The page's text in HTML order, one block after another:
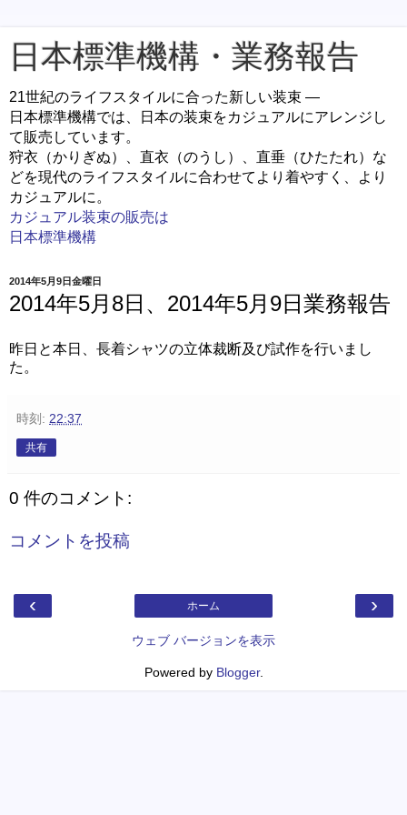
日本標準機構・業務報告
21世紀のライフスタイルに合った新しい装束 ―
日本標準機構では、日本の装束をカジュアルにアレンジし
て販売しています。
狩衣（かりぎぬ）、直衣（のうし）、直垂（ひたたれ）な
どを現代のライフスタイルに合わせてより着やすく、より
カジュアルに。
カジュアル装束の販売は
日本標準機構
2014年5月9日金曜日
2014年5月8日、2014年5月9日業務報告
昨日と本日、長着シャツの立体裁断及び試作を行いまし
た。
時刻: 22:37
共有
0 件のコメント:
コメントを投稿
‹ ›
ホーム
ウェブ バージョンを表示
Powered by Blogger.